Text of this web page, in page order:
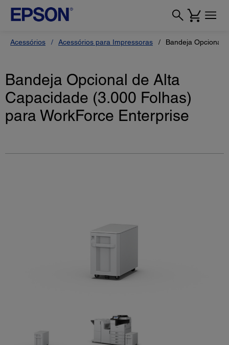
Acessórios Acessórios para Impressoras Bandeja Opcional
Bandeja Opcional de Alta
Capacidade (3.000 Folhas)
para WorkForce Enterprise